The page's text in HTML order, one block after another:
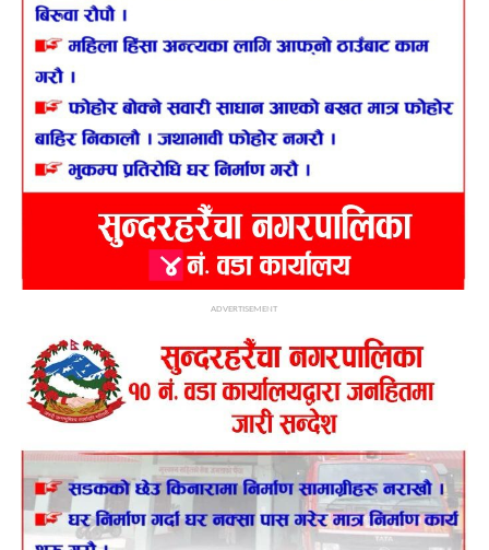
ADVERTISEMENT